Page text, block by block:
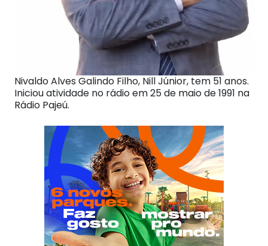
Nivaldo Alves Galindo Filho, Nill Júnior, tem 51 anos.
Iniciou atividade no rádio em 25 de maio de 1991 na
Rádio Pajeú.